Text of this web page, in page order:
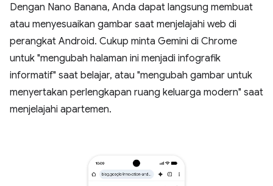
Dengan Nano Banana, Anda dapat langsung membuat
atau menyesuaikan gambar saat menjelajahi web di
perangkat Android. Cukup minta Gemini di Chrome
untuk "mengubah halaman ini menjadi infografik
informatif" saat belajar, atau "mengubah gambar untuk
menyertakan perlengkapan ruang keluarga modern" saat
menjelajahi apartemen.